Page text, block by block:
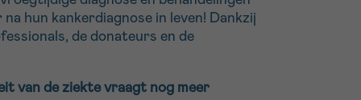
hun kankerdiagnose in leven! Dankzij
de donateurs en de
van de ziekte vraagt nog meer